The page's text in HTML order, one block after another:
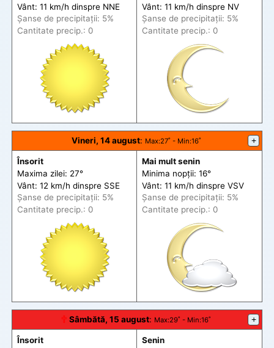
Vânt: 11 km/h dinspre NNE
Șanse de precipitații: 5%
Cantitate precip.: 0
Vânt: 11 km/h dinspre NV
Șanse de precipitații: 5%
Cantitate precip.: 0
Vineri, 14 august: Max:27˚ - Min:16˚ +
Însorit
Maxima zilei: 27°
Vânt: 12 km/h dinspre SSE
Șanse de precipitații: 5%
Cantitate precip.: 0
Mai mult senin
Minima nopții: 16°
Vânt: 11 km/h dinspre VSV
Șanse de precipitații: 5%
Cantitate precip.: 0
🕆 Sâmbătă, 15 august: Max:29˚ - Min:16˚ +
Însorit
Senin